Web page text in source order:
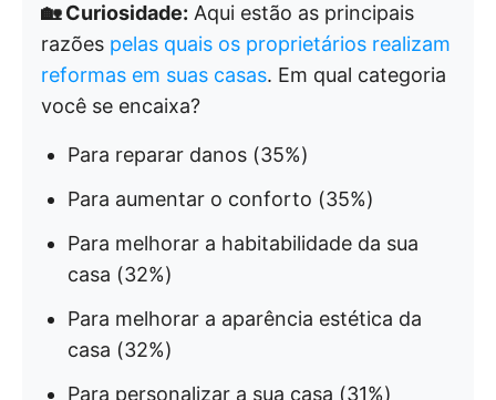
🏡 Curiosidade: Aqui estão as principais
razões pelas quais os proprietários realizam
reformas em suas casas. Em qual categoria
você se encaixa?
Para reparar danos (35%)
Para aumentar o conforto (35%)
Para melhorar a habitabilidade da sua
casa (32%)
Para melhorar a aparência estética da
casa (32%)
Para personalizar a sua casa (31%)